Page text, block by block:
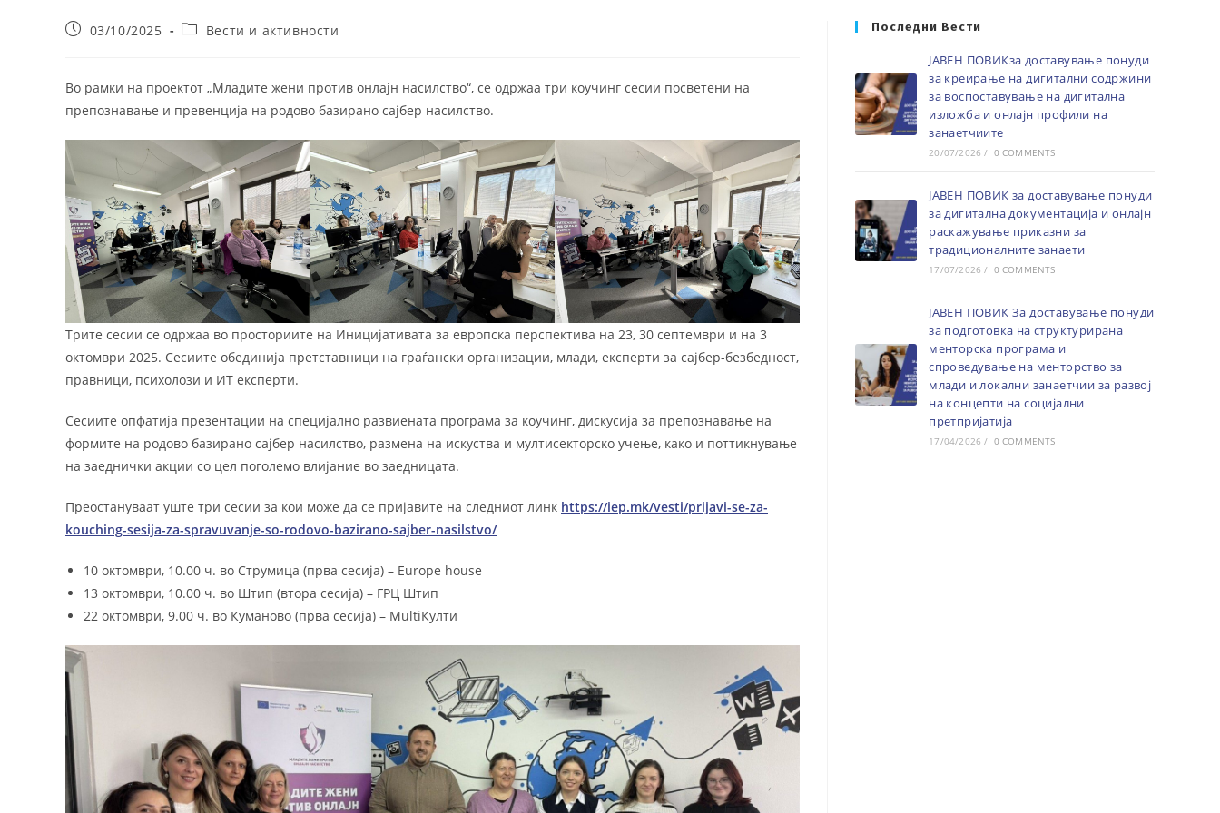
Post03/10/2025
PostВести и активности
Во рамки на проектот „Младите жени против онлајн насилство“, се одржаa три коучинг сесии посветени на
препознавање и превенција на родово базирано сајбер насилство.
Трите сесии се одржаа во просториите на Иницијативата за европска перспектива на 23, 30 септември и на 3
октомври 2025. Сесиите обединија претставници на граѓански организации, млади, експерти за сајбер-безбедност,
правници, психолози и ИТ експерти.
Сесиите опфатија презентации на специјално развиената програма за коучинг, дискусија за препознавање на
формите на родово базирано сајбер насилство, размена на искуства и мултисекторско учење, како и поттикнување
на заеднички акции со цел поголемо влијание во заедницата.
Преостануваат уште три сесии за кои може да се пријавите на следниот линк https://iep.mk/vesti/prijavi-se-za-
kouching-sesija-za-spravuvanje-so-rodovo-bazirano-sajber-nasilstvo/
10 октомври, 10.00 ч. во Струмица (прва сесија) – Europe house
13 октомври, 10.00 ч. во Штип (втора сесија) – ГРЦ Штип
22 октомври, 9.00 ч. во Куманово (прва сесија) – MultiКулти
Последни Вести
ЈАВЕН ПОВИКза доставување понуди
за креирање на дигитални содржини
за воспоставување на дигитална
изложба и онлајн профили на
занаетчиите
20/07/2026 / 0 COMMENTS
ЈАВЕН ПОВИК за доставување понуди
за дигитална документација и онлајн
раскажување приказни за
традиционалните занаети
17/07/2026 / 0 COMMENTS
ЈАВЕН ПОВИК За доставување понуди
за подготовка на структурирана
менторска програма и
спроведување на менторство за
млади и локални занаетчии за развој
на концепти на социјални
претпријатија
17/04/2026 / 0 COMMENTS